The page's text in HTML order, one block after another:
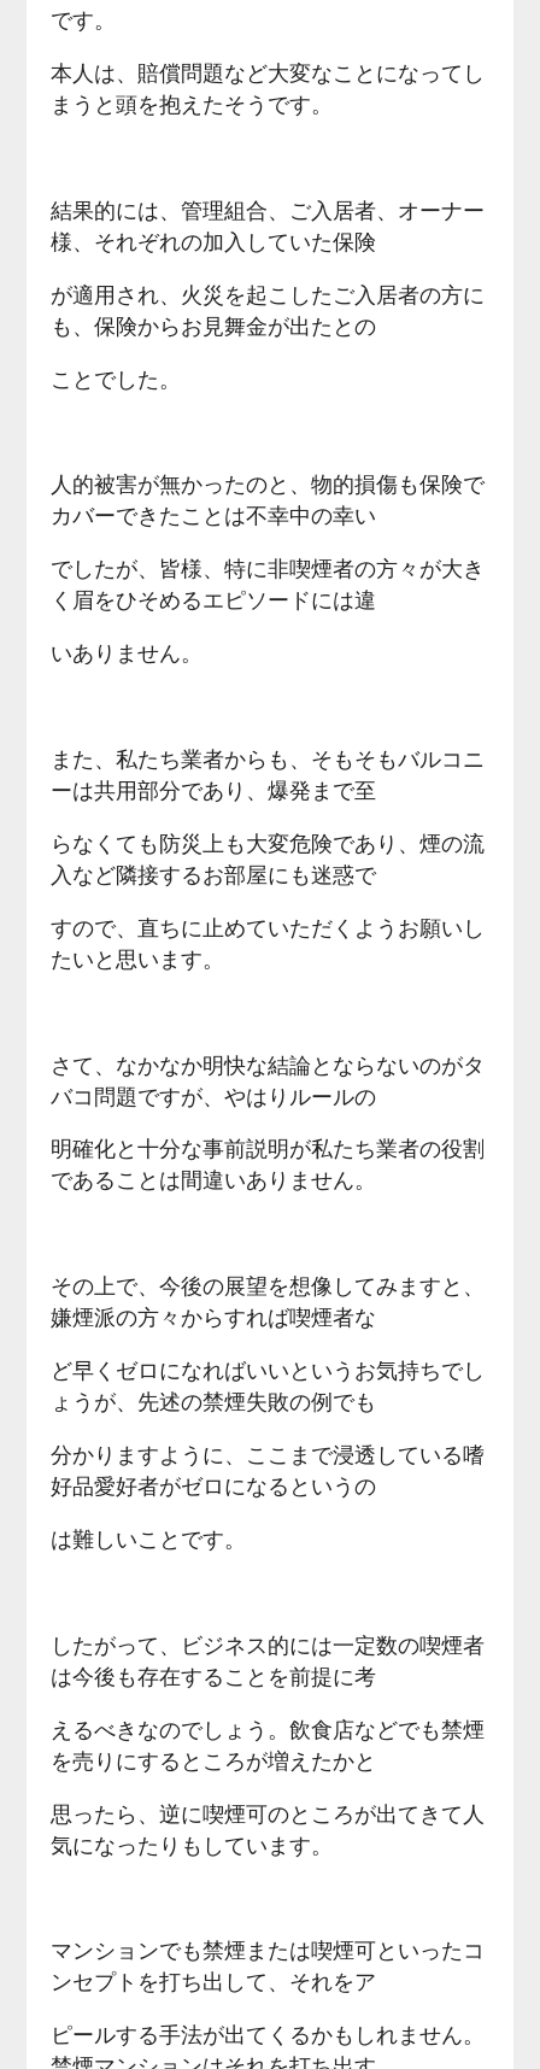
です。
本人は、賠償問題など大変なことになってし
まうと頭を抱えたそうです。
結果的には、管理組合、ご入居者、オーナー
様、それぞれの加入していた保険
が適用され、火災を起こしたご入居者の方に
も、保険からお見舞金が出たとの
ことでした。
人的被害が無かったのと、物的損傷も保険で
カバーできたことは不幸中の幸い
でしたが、皆様、特に非喫煙者の方々が大き
く眉をひそめるエピソードには違
いありません。
また、私たち業者からも、そもそもバルコニ
ーは共用部分であり、爆発まで至
らなくても防災上も大変危険であり、煙の流
入など隣接するお部屋にも迷惑で
すので、直ちに止めていただくようお願いし
たいと思います。
さて、なかなか明快な結論とならないのがタ
バコ問題ですが、やはりルールの
明確化と十分な事前説明が私たち業者の役割
であることは間違いありません。
その上で、今後の展望を想像してみますと、
嫌煙派の方々からすれば喫煙者な
ど早くゼロになればいいというお気持ちでし
ょうが、先述の禁煙失敗の例でも
分かりますように、ここまで浸透している嗜
好品愛好者がゼロになるというの
は難しいことです。
したがって、ビジネス的には一定数の喫煙者
は今後も存在することを前提に考
えるべきなのでしょう。飲食店などでも禁煙
を売りにするところが増えたかと
思ったら、逆に喫煙可のところが出てきて人
気になったりもしています。
マンションでも禁煙または喫煙可といったコ
ンセプトを打ち出して、それをア
ピールする手法が出てくるかもしれません。